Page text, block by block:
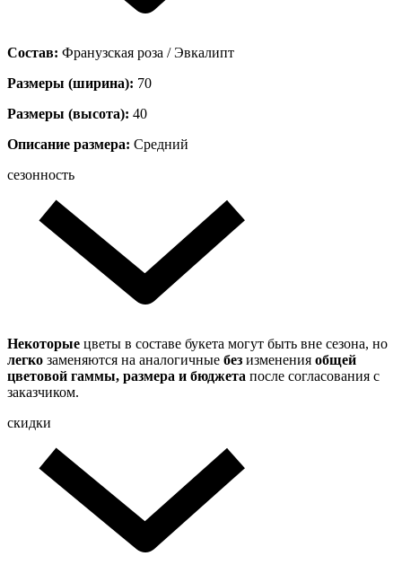
Состав: Франузская роза / Эвкалипт
Размеры (ширина): 70
Размеры (высота): 40
Описание размера: Средний
сезонность
Некоторые цветы в составе букета могут быть вне сезона, но
легко заменяются на аналогичные без изменения общей
цветовой гаммы, размера и бюджета после согласования с
заказчиком.
скидки